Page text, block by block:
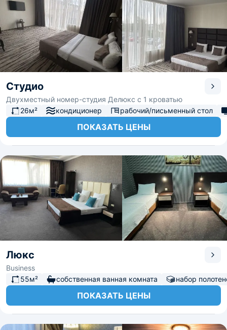
Студио
Двухместный номер-студия Делюкс с 1 кроватью
26м²
кондиционер рабочий/письменный стол
ПОКАЗАТЬ ЦЕНЫ
Люкс
Business
55м²
собственная ванная комната набор
ПОКАЗАТЬ ЦЕНЫ